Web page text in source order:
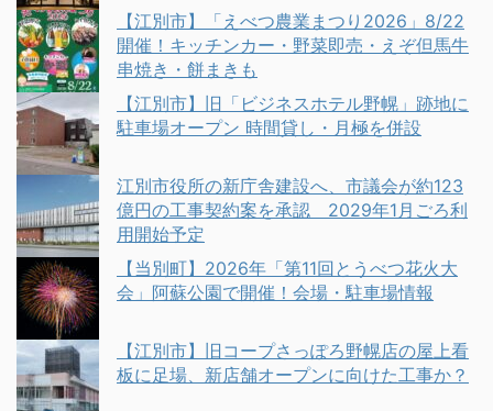
【江別市】「えべつ農業まつり2026」8/22
開催！キッチンカー・野菜即売・えぞ但馬牛
串焼き・餅まきも
【江別市】旧「ビジネスホテル野幌」跡地に
駐車場オープン 時間貸し・月極を併設
江別市役所の新庁舎建設へ、市議会が約123
億円の工事契約案を承認 2029年1月ごろ利
用開始予定
【当別町】2026年「第11回とうべつ花火大
会」阿蘇公園で開催！会場・駐車場情報
【江別市】旧コープさっぽろ野幌店の屋上看
板に足場、新店舗オープンに向けた工事か？